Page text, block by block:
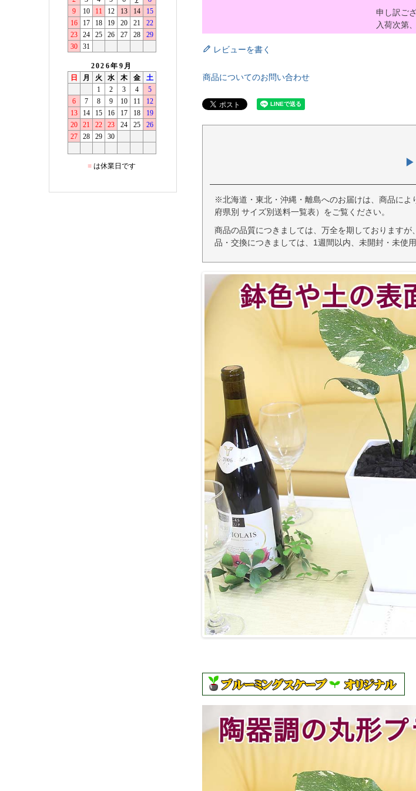
申し訳ご
入荷次第、
レビューを書く
商品についてのお問い合わせ
▶
※北海道・東北・沖縄・離島へのお届けは、商品に
府県別 サイズ別送料一覧表）をご覧ください。
商品の品質につきましては、万全を期しております
品・交換につきましては、1週間以内、未開封・未使用